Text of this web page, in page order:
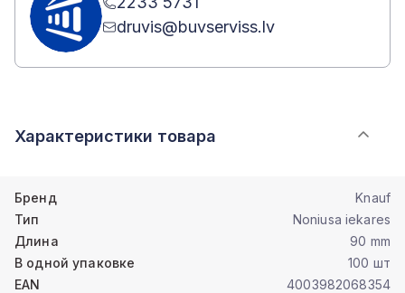
druvis@buvserviss.lv
Характеристики товара
Бренд
Knauf
Тип
Noniusa iekares
Длина
90 mm
В одной упаковке
100 шт
EAN
4003982068354